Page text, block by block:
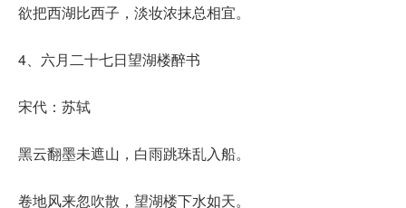
欲把西湖比西子，淡妆浓抹总相宜。
4、六月二十七日望湖楼醉书
宋代：苏轼
黑云翻墨未遮山，白雨跳珠乱入船。
卷地风来忽吹散，望湖楼下水如天。